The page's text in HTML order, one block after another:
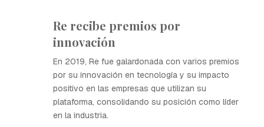
Re recibe premios por
innovación
En 2019, Re fue galardonada con varios premios
por su innovación en tecnología y su impacto
positivo en las empresas que utilizan su
plataforma, consolidando su posición como líder
en la industria.